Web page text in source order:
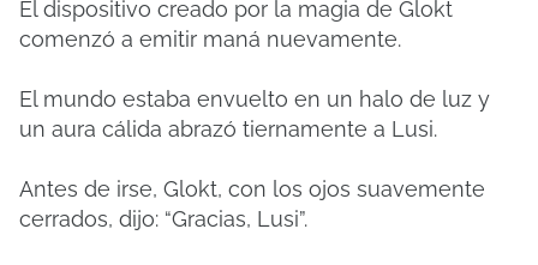
El dispositivo creado por la magia de Glokt
comenzó a emitir maná nuevamente.
El mundo estaba envuelto en un halo de luz y
un aura cálida abrazó tiernamente a Lusi.
Antes de irse, Glokt, con los ojos suavemente
cerrados, dijo: “Gracias, Lusi”.